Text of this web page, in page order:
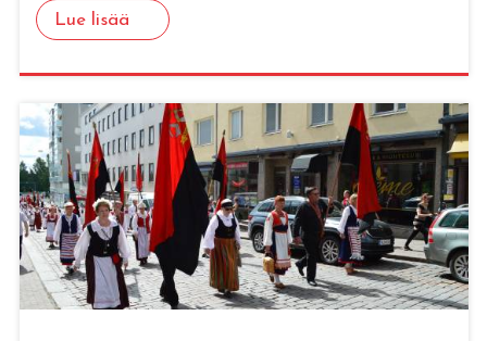
Lue lisää